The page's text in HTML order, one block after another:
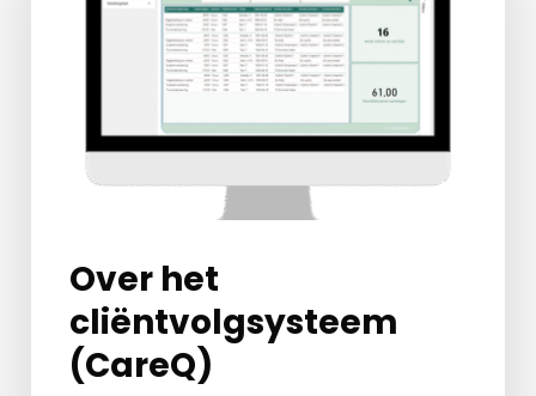
Over het
cliëntvolgsysteem
(CareQ)